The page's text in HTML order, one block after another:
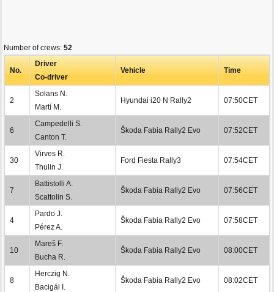
Number of crews: 52
No.
Driver
Co-driver
Vehicle Time
2
Solans N.
Martí M.
Hyundai i20 N Rally2 07:50CET
6
Campedelli S.
Canton T.
Škoda Fabia Rally2 Evo 07:52CET
30
Virves R.
Thulin J.
Ford Fiesta Rally3 07:54CET
7
Battistolli A.
Scattolin S.
Škoda Fabia Rally2 Evo 07:56CET
4
Pardo J.
Pérez A.
Škoda Fabia Rally2 Evo 07:58CET
10
Mareš F.
Bucha R.
Škoda Fabia Rally2 Evo 08:00CET
8
Herczig N.
Bacigál I.
Škoda Fabia Rally2 Evo 08:02CET